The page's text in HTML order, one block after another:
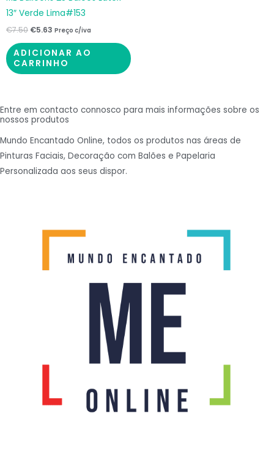
13″ Verde Lima#153
€7.50 €5.63 Preço c/iva
ADICIONAR AO
CARRINHO
Entre em contacto connosco para mais informações sobre os
nossos produtos
Mundo Encantado Online, todos os produtos nas áreas de
Pinturas Faciais, Decoração com Balões e Papelaria
Personalizada aos seus dispor.